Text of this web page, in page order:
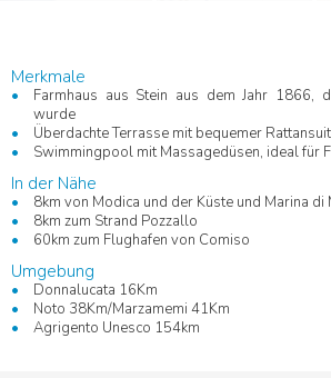
Merkmale
Farmhaus aus Stein aus dem Jahr 1866,
wurde
Überdachte Terrasse mit bequemer
Swimmingpool mit Massagedüsen, ideal für
In der Nähe
8km von Modica und der Küste und Marina di
8km zum Strand Pozzallo
60km zum Flughafen von Comiso
Umgebung
Donnalucata 16Km
Noto 38Km/Marzamemi 41Km
Agrigento Unesco 154km